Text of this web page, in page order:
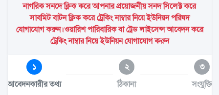
নাগরিক সনদে ক্লিক করে আপনার প্রয়োজনীয় সনদ সিলেক্ট করে
সাবমিট বাটন ক্লিক করে ট্রেকিং নাম্বার নিয়ে ইউনিয়ন পরিষদ
যোগাযোগ করুন।ওয়ারিশ পারিবারিক বা ট্রেড লাইসেন্স আবেদন করে
ট্রেকিং নাম্বার নিয়ে ইউনিয়ন যোগাযোগ করুন
১
আবেদনকারীর তথ্য
২
ঠিকানা
৩
সংযুক্তি